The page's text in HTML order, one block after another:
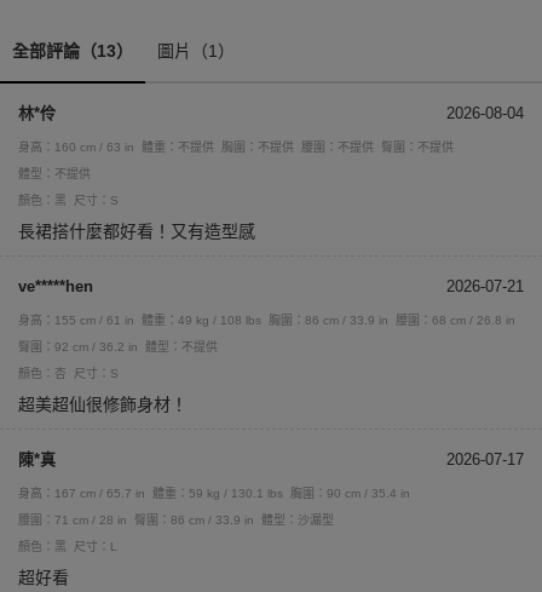
全部評論（13） 圖片（1）
林*伶 2026-08-04
身高：160 cm / 63 in 體重：不提供 胸圍：不提供 腰圍：不提供
臀圍：不提供
體型：不提供
顏色：黑
尺寸：S
長裙搭什麼都好看！又有造型感
ve*****hen 2026-07-21
身高：155 cm / 61 in 體重：49 kg / 108 lbs 胸圍：86 cm / 33.9 in
腰圍：68 cm / 26.8 in
臀圍：92 cm / 36.2 in
體型：不提供
顏色：杏
尺寸：S
超美超仙很修飾身材！
陳*真 2026-07-17
身高：167 cm / 65.7 in 體重：59 kg / 130.1 lbs
胸圍：90 cm / 35.4 in
腰圍：71 cm / 28 in
臀圍：86 cm / 33.9 in
體型：沙漏型
顏色：黑
尺寸：L
超好看